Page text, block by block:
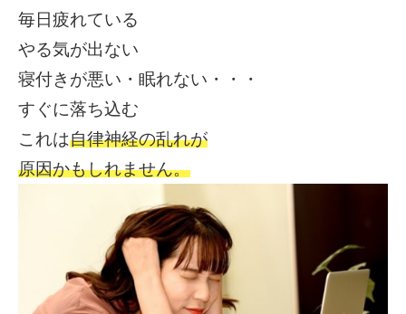
毎日疲れている
やる気が出ない
寝付きが悪い・眠れない・・・
すぐに落ち込む
これは自律神経の乱れが
原因かもしれません。